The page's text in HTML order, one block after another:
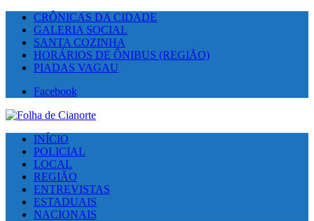
CRÔNICAS DA CIDADE
GALERIA SOCIAL
SANTA COZINHA
HORÁRIOS DE ÔNIBUS (REGIÃO)
PIADAS VAGAU
Facebook
INÍCIO
POLICIAL
LOCAL
REGIÃO
ENTREVISTAS
ESTADUAIS
NACIONAIS